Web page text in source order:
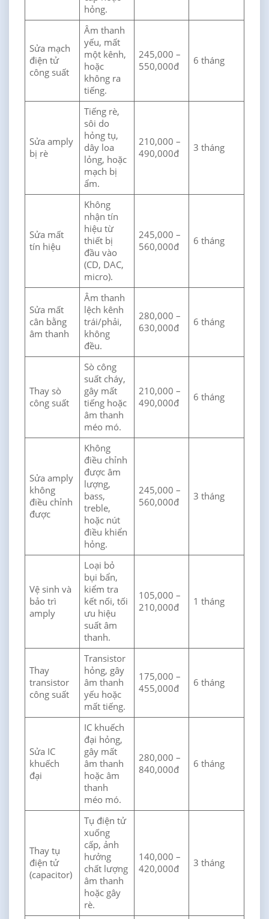
hỏng.
Sửa mạch
điện tử
công suất
Âm thanh
yếu, mất
một kênh,
hoặc
không ra
tiếng.
245,000 –
550,000đ
6 tháng
Sửa amply
bị rè
Tiếng rè,
sôi do
hỏng tụ,
dây loa
lỏng, hoặc
mạch bị
ẩm.
210,000 –
490,000đ
3 tháng
Sửa mất
tín hiệu
Không
nhận tín
hiệu từ
thiết bị
đầu vào
(CD, DAC,
micro).
245,000 –
560,000đ
6 tháng
Sửa mất
cân bằng
âm thanh
Âm thanh
lệch kênh
trái/phải,
không
đều.
280,000 –
630,000đ
6 tháng
Thay sò
công suất
Sò công
suất cháy,
gây mất
tiếng hoặc
âm thanh
méo mó.
210,000 –
490,000đ
6 tháng
Sửa amply
không
điều chỉnh
được
Không
điều chỉnh
được âm
lượng,
bass,
treble,
hoặc nút
điều khiển
hỏng.
245,000 –
560,000đ
3 tháng
Vệ sinh và
bảo trì
amply
Loại bỏ
bụi bẩn,
kiểm tra
kết nối, tối
ưu hiệu
suất âm
thanh.
105,000 –
210,000đ
1 tháng
Thay
transistor
công suất
Transistor
hỏng, gây
âm thanh
yếu hoặc
mất tiếng.
175,000 –
455,000đ
6 tháng
Sửa IC
khuếch
đại
IC khuếch
đại hỏng,
gây mất
âm thanh
hoặc âm
thanh
méo mó.
280,000 –
840,000đ
6 tháng
Thay tụ
điện tử
(capacitor)
Tụ điện tử
xuống
cấp, ảnh
hưởng
chất lượng
âm thanh
hoặc gây
rè.
140,000 –
420,000đ
3 tháng